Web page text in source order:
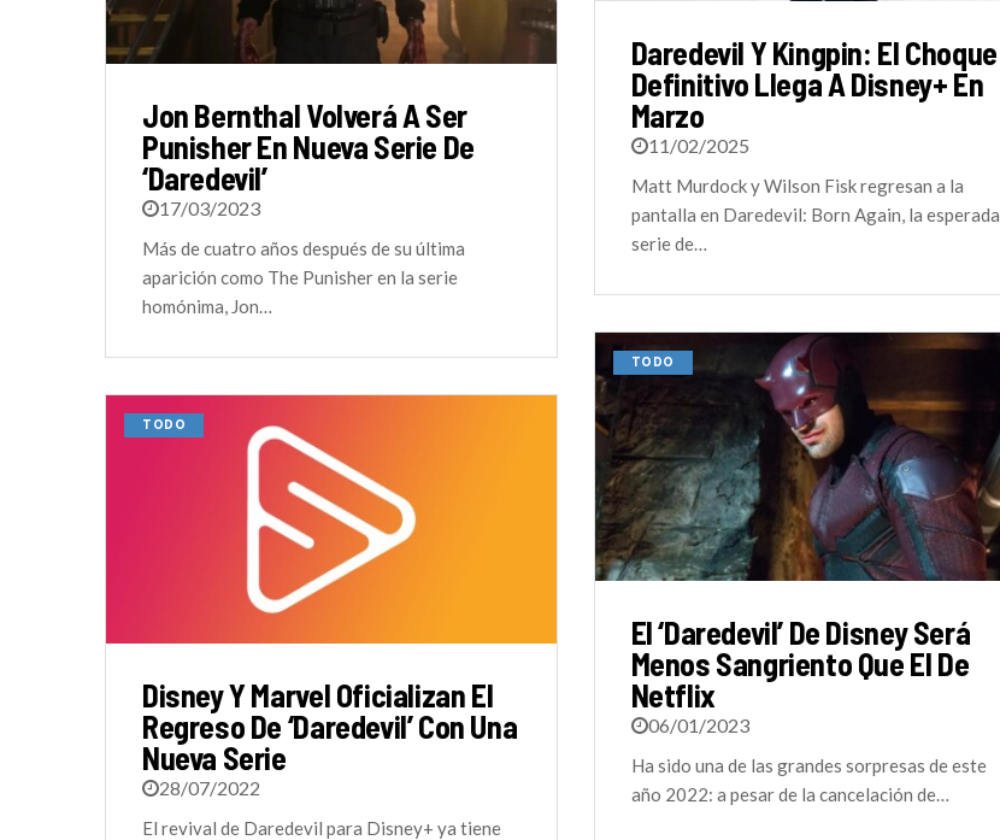
Daredevil Y Kingpin: El Choque
Definitivo Llega A Disney+ En
Marzo
11/02/2025
Matt Murdock y Wilson Fisk regresan a la
pantalla en Daredevil: Born Again, la esperada
serie de…
Jon Bernthal Volverá A Ser
Punisher En Nueva Serie De
‘Daredevil’
17/03/2023
Más de cuatro años después de su última
aparición como The Punisher en la serie
homónima, Jon…
TODO
El ‘Daredevil’ De Disney Será
Menos Sangriento Que El De
Netflix
06/01/2023
Ha sido una de las grandes sorpresas de este
año 2022: a pesar de la cancelación de…
TODO
Disney Y Marvel Oficializan El
Regreso De ‘Daredevil’ Con Una
Nueva Serie
28/07/2022
El revival de Daredevil para Disney+ ya tiene